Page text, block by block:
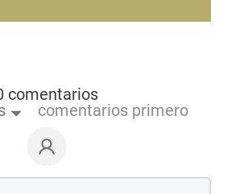
comentarios
comentarios primero